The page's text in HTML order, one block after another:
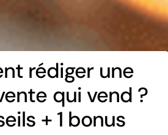
rédiger une
qui vend ?
+ 1 bonus